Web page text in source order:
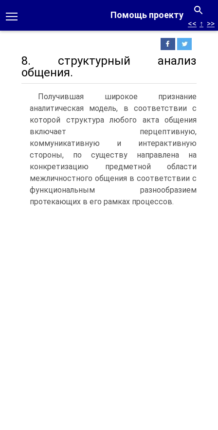
Помощь проекту
<< ↑ >>
8. структурный анализ
общения.
Получившая широкое признание
аналитическая модель, в соответствии с
которой структура любого акта общения
включает перцептивную,
коммуникативную и интерактивную
стороны, по существу направлена на
конкретизацию предметной области
межличностного общения в соответствии с
функциональным разнообразием
протекающих в его рамках процессов.